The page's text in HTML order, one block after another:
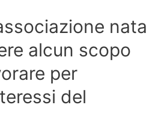
nata
alcun scopo
per
del